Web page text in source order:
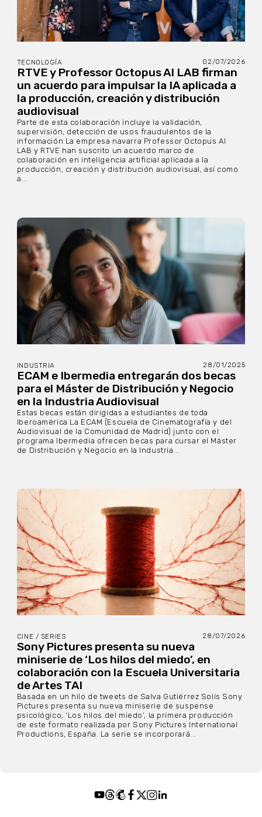
TECNOLOGÍA 02/07/2026
RTVE y Professor Octopus AI LAB firman
un acuerdo para impulsar la IA aplicada a
la producción, creación y distribución
audiovisual
Parte de esta colaboración incluye la validación,
supervisión, detección de usos fraudulentos de la
información La empresa navarra Professor Octopus AI
LAB y RTVE han suscrito un acuerdo marco de
colaboración en inteligencia artificial aplicada a la
producción, creación y distribución audiovisual, así como
a...
INDUSTRIA 28/01/2025
ECAM e Ibermedia entregarán dos becas
para el Máster de Distribución y Negocio
en la Industria Audiovisual
Estas becas están dirigidas a estudiantes de toda
Iberoamérica La ECAM (Escuela de Cinematografía y del
Audiovisual de la Comunidad de Madrid) junto con el
programa Ibermedia ofrecen becas para cursar el Máster
de Distribución y Negocio en la Industria...
CINE / SERIES 28/07/2026
Sony Pictures presenta su nueva
miniserie de ‘Los hilos del miedo’, en
colaboración con la Escuela Universitaria
de Artes TAI
Basada en un hilo de tweets de Salva Gutiérrez Solís Sony
Pictures presenta su nueva miniserie de suspense
psicológico, ‘Los hilos del miedo’, la primera producción
de este formato realizada por Sony Pictures International
Productions, España. La serie se incorporará...